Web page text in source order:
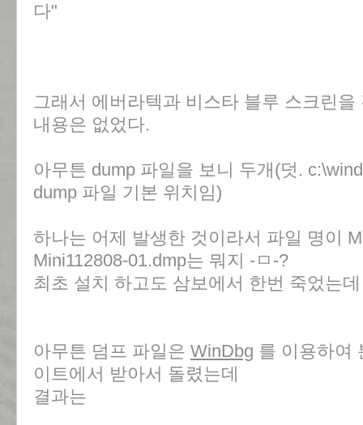
다"
그래서 에버라텍과 비스타 블루 스크린
내용은 없었다.
아무튼 dump 파일을 보니 두개(덧.
dump 파일 기본 위치임)
하나는 어제 발생한 것이라서 파일 명이
Mini112808-01.dmp는 뭐지 -ㅁ-?
최초 설치 하고도 삼보에서 한번 죽었는
아무튼 덤프 파일은 WinDbg 를 이용하여
이트에서 받아서 돌렸는데
결과는